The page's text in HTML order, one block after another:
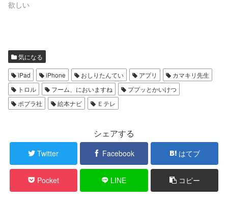
欲しい
気になる
iPad iPhone おしりたんてい アプリ
カマキリ先生
トロル
フーム、においますね
ププッとかいけつ
ポプラ社
絵本ナビ Ｅテレ
シェアする
Twitter Facebook はてブ
Pocket LINE コピー